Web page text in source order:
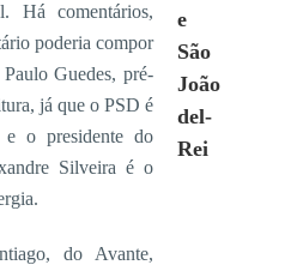
Há comentários,
poderia compor
Guedes, pré-
já que o PSD é
o presidente do
Silveira é o
do Avante,
e
São
João
del-
Rei